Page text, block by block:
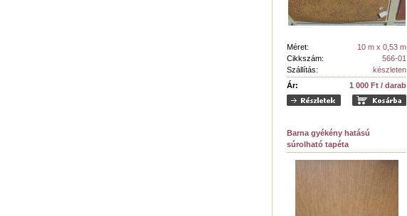
Méret:
10 m x 0,53 m
Cikkszám:
566-01
Szállítás:
készleten
Ár:
1 000 Ft / darab
Barna gyékény hatású
súrolható tapéta